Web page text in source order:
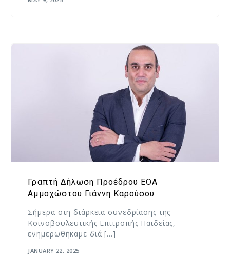
Γραπτή Δήλωση Προέδρου ΕΟΑ
Αμμοχώστου Γιάννη Καρούσου
Σήμερα στη διάρκεια συνεδρίασης της
Κοινοβουλευτικής Επιτροπής Παιδείας,
ενημερωθήκαμε διά […]
JANUARY 22, 2025